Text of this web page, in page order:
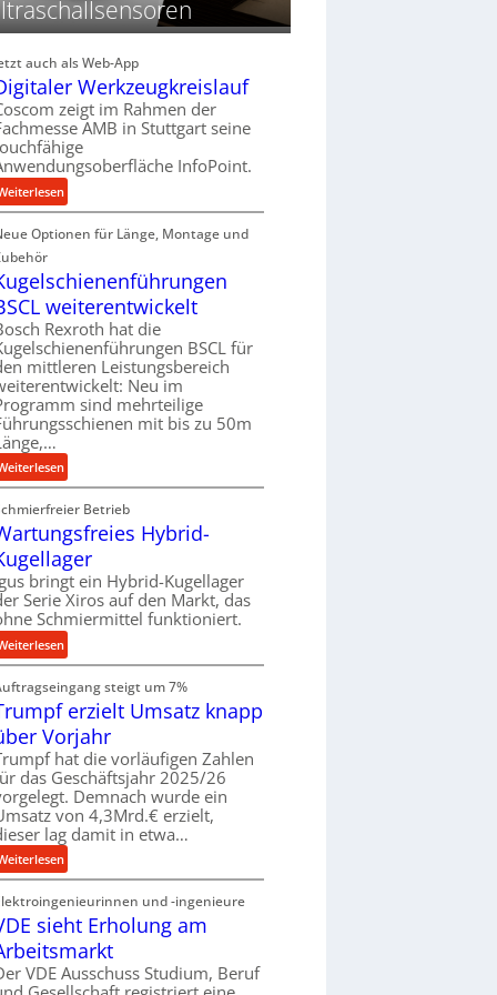
r
g
e
i
c
h
g
e
l
g
w
i
n
d
e
t
r
e
b
e
f
ü
r
r
a
u
e
g
e
b
u
n
g
e
n
auch als Web-App
Werkzeugkreislauf
zeigt im Rahmen der
AMB in Stuttgart seine
InfoPoint.
:
D
i
i
a
l
e
r
W
e
k
z
e
u
g
k
r
i
s
a
u
f
Optionen für Länge, Montage und
weiterentwickelt
Rexroth hat die
BSCL für
mittleren Leistungsbereich
Neu im
sind mehrteilige
mit bis zu 50m
:
K
u
g
e
l
s
c
h
i
n
e
n
f
ü
h
r
u
n
e
n
B
S
Betrieb
Hybrid-
bringt ein Hybrid-Kugellager
Serie Xiros auf den Markt, das
Schmiermittel funktioniert.
:
W
a
r
u
n
g
s
f
e
i
e
H
y
steigt um 7%
erzielt Umsatz knapp
Vorjahr
hat die vorläufigen Zahlen
das Geschäftsjahr 2025/26
Demnach wurde ein
von 4,3Mrd.€ erzielt,
lag damit in etwa…
:
T
r
u
p
f
und -ingenieure
sieht Erholung am
VDE Ausschuss Studium, Beruf